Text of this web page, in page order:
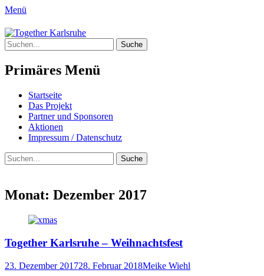
Menü
Together Karlsruhe
Integration von jungen Menschen mit
Fluchterfahrung und
Migrationshintergrund
Suche
nach:
Primäres Menü
Springe
zum
Inhalt
Startseite
Das Projekt
Partner und Sponsoren
Aktionen
Impressum / Datenschutz
Suchen
Suche
nach:
Monat: Dezember 2017
Together Karlsruhe – Weihnachtsfest
Posted
23. Dezember 201728. Februar 2018Author
Meike Wiehl